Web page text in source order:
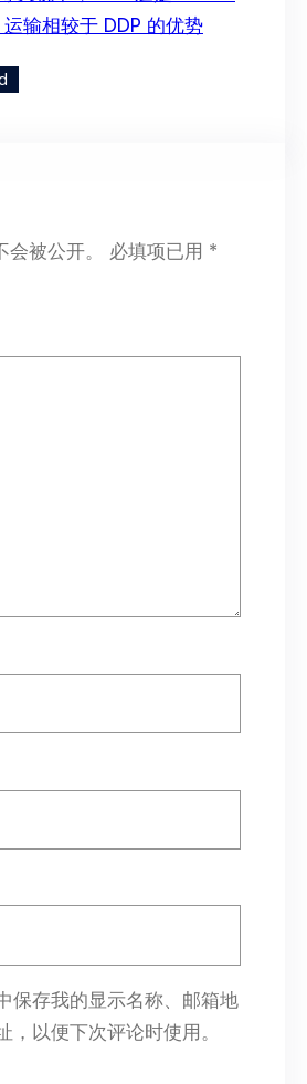
输相较于 DDP 的优势​
被公开。 必填项已用 *
保存我的显示名称、邮箱地
，以便下次评论时使用。